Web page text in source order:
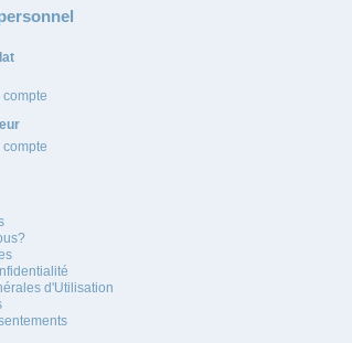
d'Utilisation